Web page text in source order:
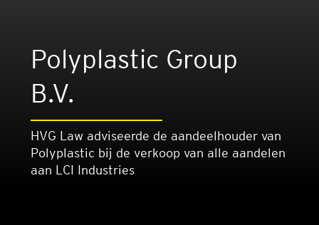
Poly­plas­tic Group
B.V.
HVG Law adviseerde de aandeelhouder van
Polyplastic bij de verkoop van alle aandelen
aan LCI Industries